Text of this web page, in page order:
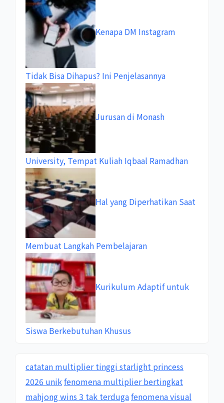
Kenapa DM Instagram
Tidak Bisa Dihapus? Ini Penjelasannya
Jurusan di Monash
University, Tempat Kuliah Iqbaal Ramadhan
Hal yang Diperhatikan Saat
Membuat Langkah Pembelajaran
Kurikulum Adaptif untuk
Siswa Berkebutuhan Khusus
catatan multiplier tinggi starlight princess
2026 unikfenomena multiplier bertingkat
mahjong wins 3 tak terdugafenomena visual